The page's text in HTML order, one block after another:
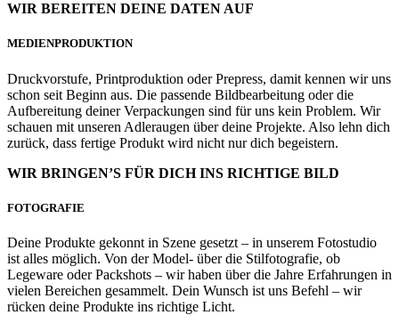
WIR BEREITEN DEINE DATEN AUF
MEDIENPRODUKTION
Druckvorstufe, Printproduktion oder Prepress, damit kennen wir uns
schon seit Beginn aus. Die passende Bildbearbeitung oder die
Aufbereitung deiner Verpackungen sind für uns kein Problem. Wir
schauen mit unseren Adleraugen über deine Projekte. Also lehn dich
zurück, dass fertige Produkt wird nicht nur dich begeistern.
WIR BRINGEN’S FÜR DICH INS RICHTIGE BILD
FOTOGRAFIE
Deine Produkte gekonnt in Szene gesetzt – in unserem Fotostudio
ist alles möglich. Von der Model- über die Stilfotografie, ob
Legeware oder Packshots – wir haben über die Jahre Erfahrungen in
vielen Bereichen gesammelt. Dein Wunsch ist uns Befehl – wir
rücken deine Produkte ins richtige Licht.